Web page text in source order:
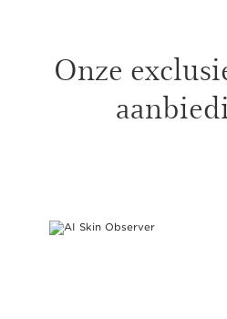
Onze